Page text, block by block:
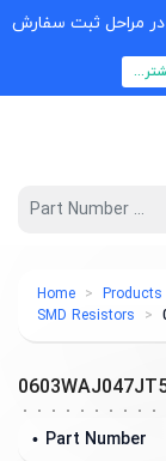
در مراحل ثبت سفارش
Home Products
SMD Resistors
Part Number